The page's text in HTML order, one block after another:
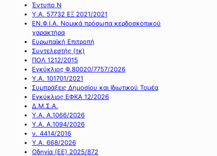
Έντυπο Ν
Υ.Α. 57732 ΕΞ 2021/2021
ΕΝ.Φ.Ι.Α. Νομικά πρόσωπα κερδοσκοπικού
χαρακτήρα
Ευρωπαϊκή Επιτροπή
Συντελεστής (τκ)
ΠΟΛ 1212/2015
Εγκύκλιος Φ.80020/7757/2026
Υ.Α. 101701/2021
Συμπράξεις Δημοσίου και Ιδιωτικού Τομέα
Εγκύκλιος ΕΦΚΑ 12/2026
Δ.Μ.Σ.Α.
Υ.Α. Α.1066/2026
Υ.Α. Α.1094/2026
ν. 4414/2016
Y.A. 668/2026
Οδηγία (ΕΕ) 2025/872